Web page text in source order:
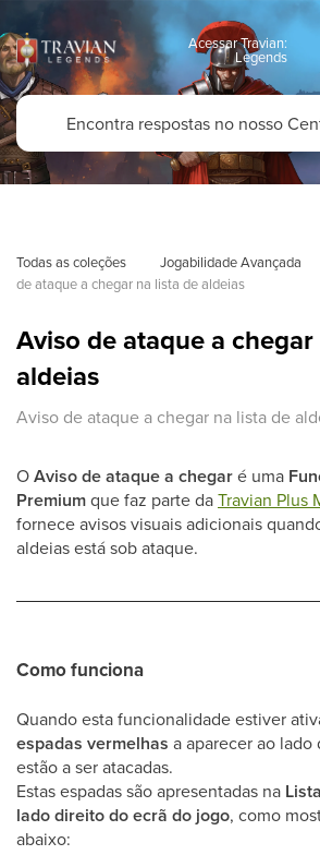
Acessar Travian:
Legends
Todas as coleções Jogabilidade Avançada
de ataque a chegar na lista de aldeias
Aviso de ataque a
aldeias
Aviso de ataque a chegar na lista de
OAviso de ataque a chegaré uma
Premiumque faz parte daTravian Plus
fornece avisos visuais adicionais
aldeias está sob ataque.
Como funciona
Quando esta funcionalidade estiver
espadas vermelhas a aparecer ao lado
estão a ser atacadas.
Estas espadas são apresentadas na
lado direito do ecrã do jogo, como
abaixo: